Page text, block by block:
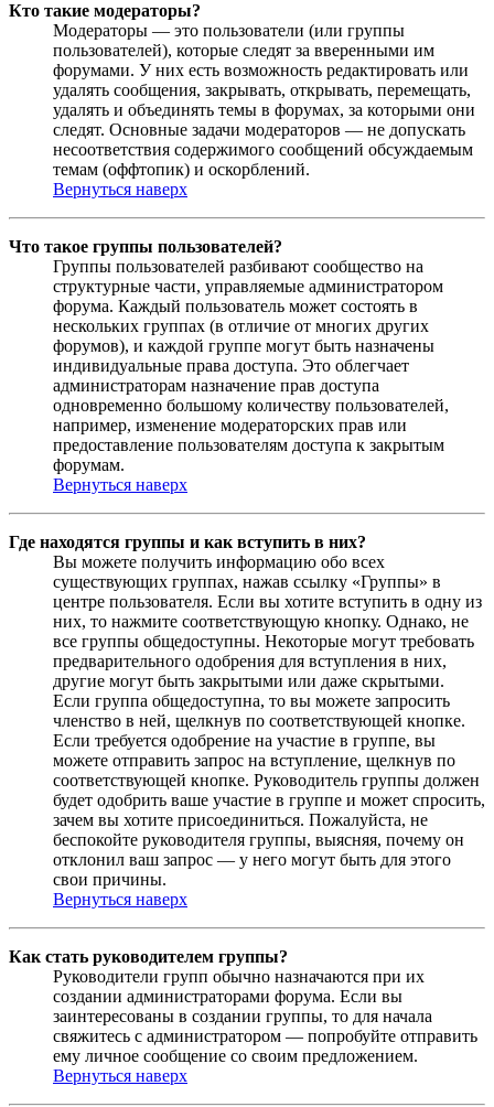
Кто такие модераторы?
Модераторы — это пользователи (или группы
пользователей), которые следят за вверенными им
форумами. У них есть возможность редактировать или
удалять сообщения, закрывать, открывать, перемещать,
удалять и объединять темы в форумах, за которыми они
следят. Основные задачи модераторов — не допускать
несоответствия содержимого сообщений обсуждаемым
темам (оффтопик) и оскорблений.
Вернуться наверх
Что такое группы пользователей?
Группы пользователей разбивают сообщество на
структурные части, управляемые администратором
форума. Каждый пользователь может состоять в
нескольких группах (в отличие от многих других
форумов), и каждой группе могут быть назначены
индивидуальные права доступа. Это облегчает
администраторам назначение прав доступа
одновременно большому количеству пользователей,
например, изменение модераторских прав или
предоставление пользователям доступа к закрытым
форумам.
Вернуться наверх
Где находятся группы и как вступить в них?
Вы можете получить информацию обо всех
существующих группах, нажав ссылку «Группы» в
центре пользователя. Если вы хотите вступить в одну из
них, то нажмите соответствующую кнопку. Однако, не
все группы общедоступны. Некоторые могут требовать
предварительного одобрения для вступления в них,
другие могут быть закрытыми или даже скрытыми.
Если группа общедоступна, то вы можете запросить
членство в ней, щелкнув по соответствующей кнопке.
Если требуется одобрение на участие в группе, вы
можете отправить запрос на вступление, щелкнув по
соответствующей кнопке. Руководитель группы должен
будет одобрить ваше участие в группе и может спросить,
зачем вы хотите присоединиться. Пожалуйста, не
беспокойте руководителя группы, выясняя, почему он
отклонил ваш запрос — у него могут быть для этого
свои причины.
Вернуться наверх
Как стать руководителем группы?
Руководители групп обычно назначаются при их
создании администраторами форума. Если вы
заинтересованы в создании группы, то для начала
свяжитесь с администратором — попробуйте отправить
ему личное сообщение со своим предложением.
Вернуться наверх